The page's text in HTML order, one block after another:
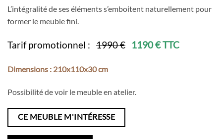
L’intégralité de ses éléments s’emboitent naturellement pour
former le meuble fini.
Tarif promotionnel : 1990 € 1190 € TTC
Dimensions : 210x110x30 cm
Possibilité de voir le meuble en atelier.
CE MEUBLE M'INTÉRESSE